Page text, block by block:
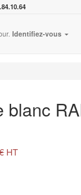
Identifiez-vous
blanc
HT